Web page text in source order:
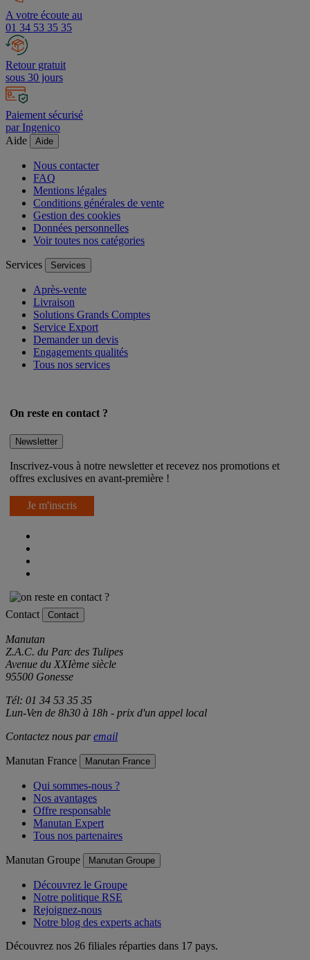
A votre écoute au
01 34 53 35 35
Retour gratuit
sous 30 jours
Paiement sécurisé
par Ingenico
Nous contacter
FAQ
Mentions légales
Conditions générales de vente
Gestion des cookies
Données personnelles
Après-vente
Livraison
Solutions Grands Comptes
Service Export
Demander un devis
Engagements qualités
Inscrivez-vous à notre newsletter et recevez nos promotions et
Je m'inscris
Manutan
Z.A.C. du Parc des Tulipes
Avenue du XXIème siècle
Tél: 01 34 53 35 35
Qui sommes-nous ?
Nos avantages
Offre responsable
Manutan Expert
Découvrez le Groupe
Notre politique RSE
Rejoignez-nous